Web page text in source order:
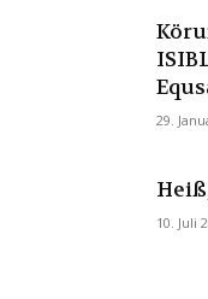
29.
10. Juli